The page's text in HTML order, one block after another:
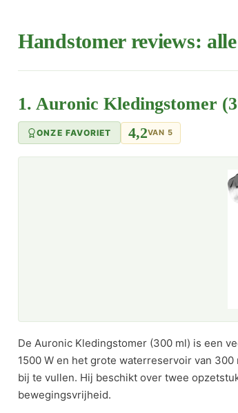
Handstomer reviews:
1. Auronic Kledingstomer
ONZE FAVORIET 4,2VAN 5
De Auronic Kledingstomer (300 ml) is een
1500 W en het grote waterreservoir van
bij te vullen. Hij beschikt over twee
bewegingsvrijheid.